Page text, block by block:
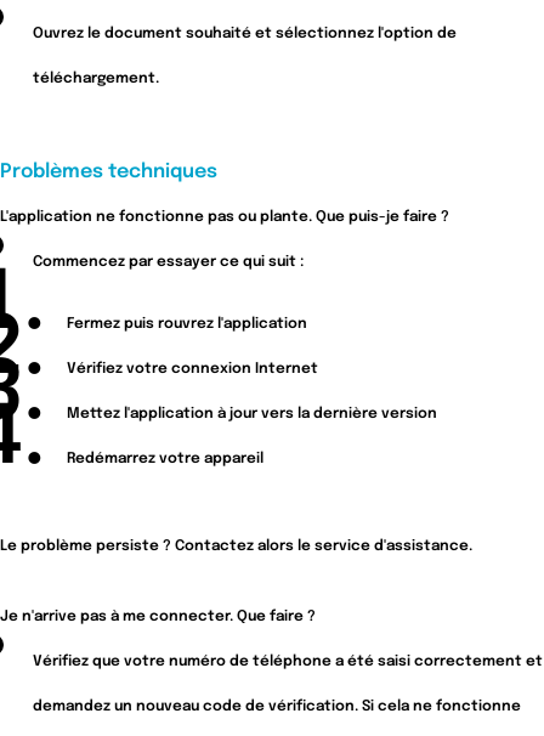
Ouvrez le document souhaité et sélectionnez l'option de
téléchargement.
Problèmes techniques
L'application ne fonctionne pas ou plante. Que puis-je faire ?
Commencez par essayer ce qui suit :
Fermez puis rouvrez l'application
Vérifiez votre connexion Internet
Mettez l'application à jour vers la dernière version
Redémarrez votre appareil
Le problème persiste ? Contactez alors le service d'assistance.
Je n'arrive pas à me connecter. Que faire ?
Vérifiez que votre numéro de téléphone a été saisi correctement et
demandez un nouveau code de vérification. Si cela ne fonctionne